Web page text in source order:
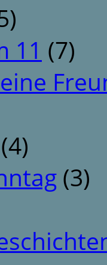
11 (7)
(4)
(3)